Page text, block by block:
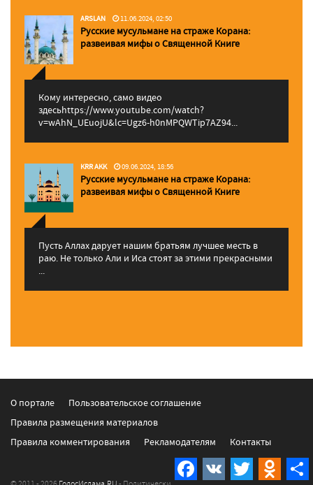
ARSLAN 11.06.2024, 02:50
Русские мусульмане на страже Корана:
pазвеивая мифы о Священной Книге
Кому интересно, само видео
здесьhttps://www.youtube.com/watch?
v=wAhN_UEuojU&lc=Ugz6-h0nMPQWTip7AZ94...
KRR AKK 09.06.2024, 18:56
Русские мусульмане на страже Корана:
pазвеивая мифы о Священной Книге
Пусть Аллах дарует нашим братьям лучшее месть в
раю. Не только Али и Иса стоят за этими прекрасными
...
Facebook
VK Twitter
О портале
Пользовательское соглашение
Правила размещения материалов
Правила комментирования
Рекламодателям Контакты